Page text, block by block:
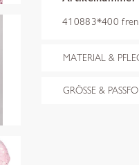
410883*400
MATERIAL &
GRÖSSE &